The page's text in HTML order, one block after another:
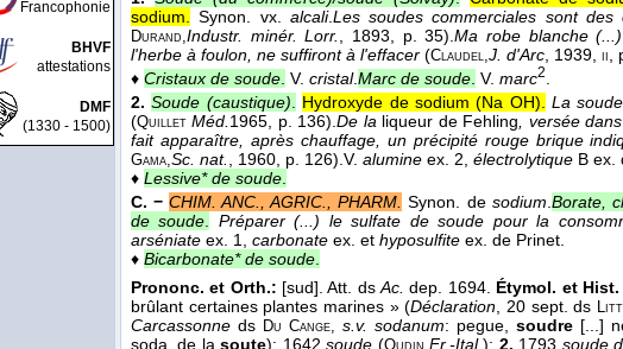
Francophonie
BHVF
attestations
DMF
(1330 - 1500)
sodium.
Synon. vx. alcali.Les soudes commerciales sont
Durand,Industr. minér. Lorr. , 1893 , p. 35).Ma robe blanche
l'herbe à foulon, ne suffiront à l'effacer (Claudel,J. d'Arc , 1939 ii
♦ Cristaux de soude V. cristal.Marc de soude V. marc2
2. Soude (caustique) Hydroxyde de sodium (Na OH).
La
(QuilletMéd. 1965 , p. 136).De la liqueur de Fehling , versée
fait apparaître, après chauffage, un précipité rouge brique
Gama, Sc. nat. , 1960 , p. 126). V. alumine ex. 2, électrolytique B ex.
♦ Lessive* de soude
C. − CHIM. ANC., AGRIC., PHARM. Synon. de sodium Borate,
de soude
Préparer (...) le sulfate de soude pour la
arséniate ex. 1, carbonate ex. et hyposulfite ex. de Prinet.
♦ Bicarbonate* de soude
Prononc. et Orth.: [sud]. Att. dsAc. dep. 1694. Étymol. et Hist.
brûlant certaines plantes marines » (Déclaration , 20 sept. ds
Carcassonne ds Du Cange, s.v. sodanum: pegue, soudre [...]
soda, de lasoute); 1642soude (OudinFr.-Ital.); 2. 1793 soude